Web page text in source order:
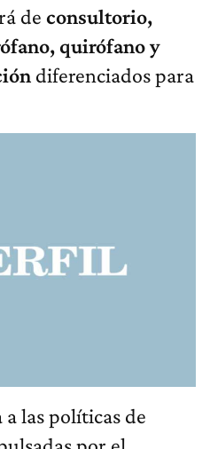
de consultorio,
quirófano y
diferenciados para
las políticas de